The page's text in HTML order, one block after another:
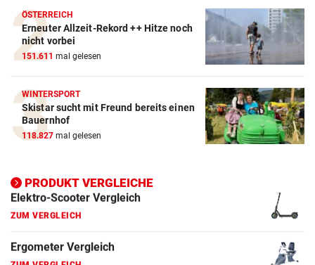
ÖSTERREICH
Erneuter Allzeit-Rekord ++ Hitze noch
nicht vorbei
151.611 mal gelesen
WINTERSPORT
Skistar sucht mit Freund bereits einen
Bauernhof
118.827 mal gelesen
PRODUKT VERGLEICHE
Crosstrainer Vergleich
ZUM VERGLEICH
E-Bike Vergleich
ZUM VERGLEICH
Elektro-Scooter Vergleich
ZUM VERGLEICH
ZUM VERGLEICH
Fahrradanhänger Vergleich